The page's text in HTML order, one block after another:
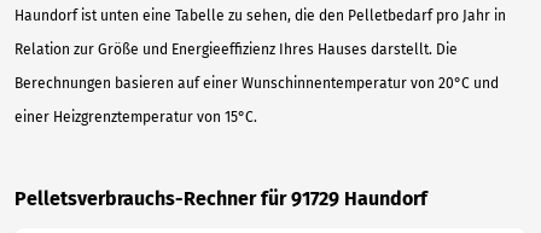
Haundorf ist unten eine Tabelle zu sehen, die den Pelletbedarf pro Jahr in
Relation zur Größe und Energieeffizienz Ihres Hauses darstellt. Die
Berechnungen basieren auf einer Wunschinnentemperatur von 20°C und
einer Heizgrenztemperatur von 15°C.
Pelletsverbrauchs-Rechner für 91729 Haundorf